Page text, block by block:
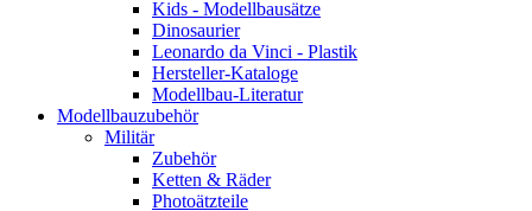
Kids - Modellbausätze
Dinosaurier
Leonardo da Vinci - Plastik
Hersteller-Kataloge
Modellbau-Literatur
Modellbauzubehör
Militär
Zubehör
Ketten & Räder
Photoätzteile